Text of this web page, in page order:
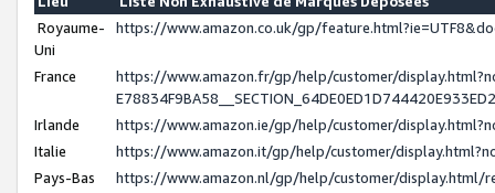
Royaume-
Uni
https://www.amazon.co.uk/gp/
France
https://www.amazon.fr/gp/help/customer/
Irlande
https://www.amazon.ie/gp/help/customer/
Italie
https://www.amazon.it/gp/help/customer/
Pays-Bas
https://www.amazon.nl/gp/help/customer/display.html/